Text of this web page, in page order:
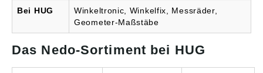
Bei HUG
Winkeltronic, Winkelfix, Messräder,
Geometer-Maßstäbe
Das Nedo-Sortiment bei HUG